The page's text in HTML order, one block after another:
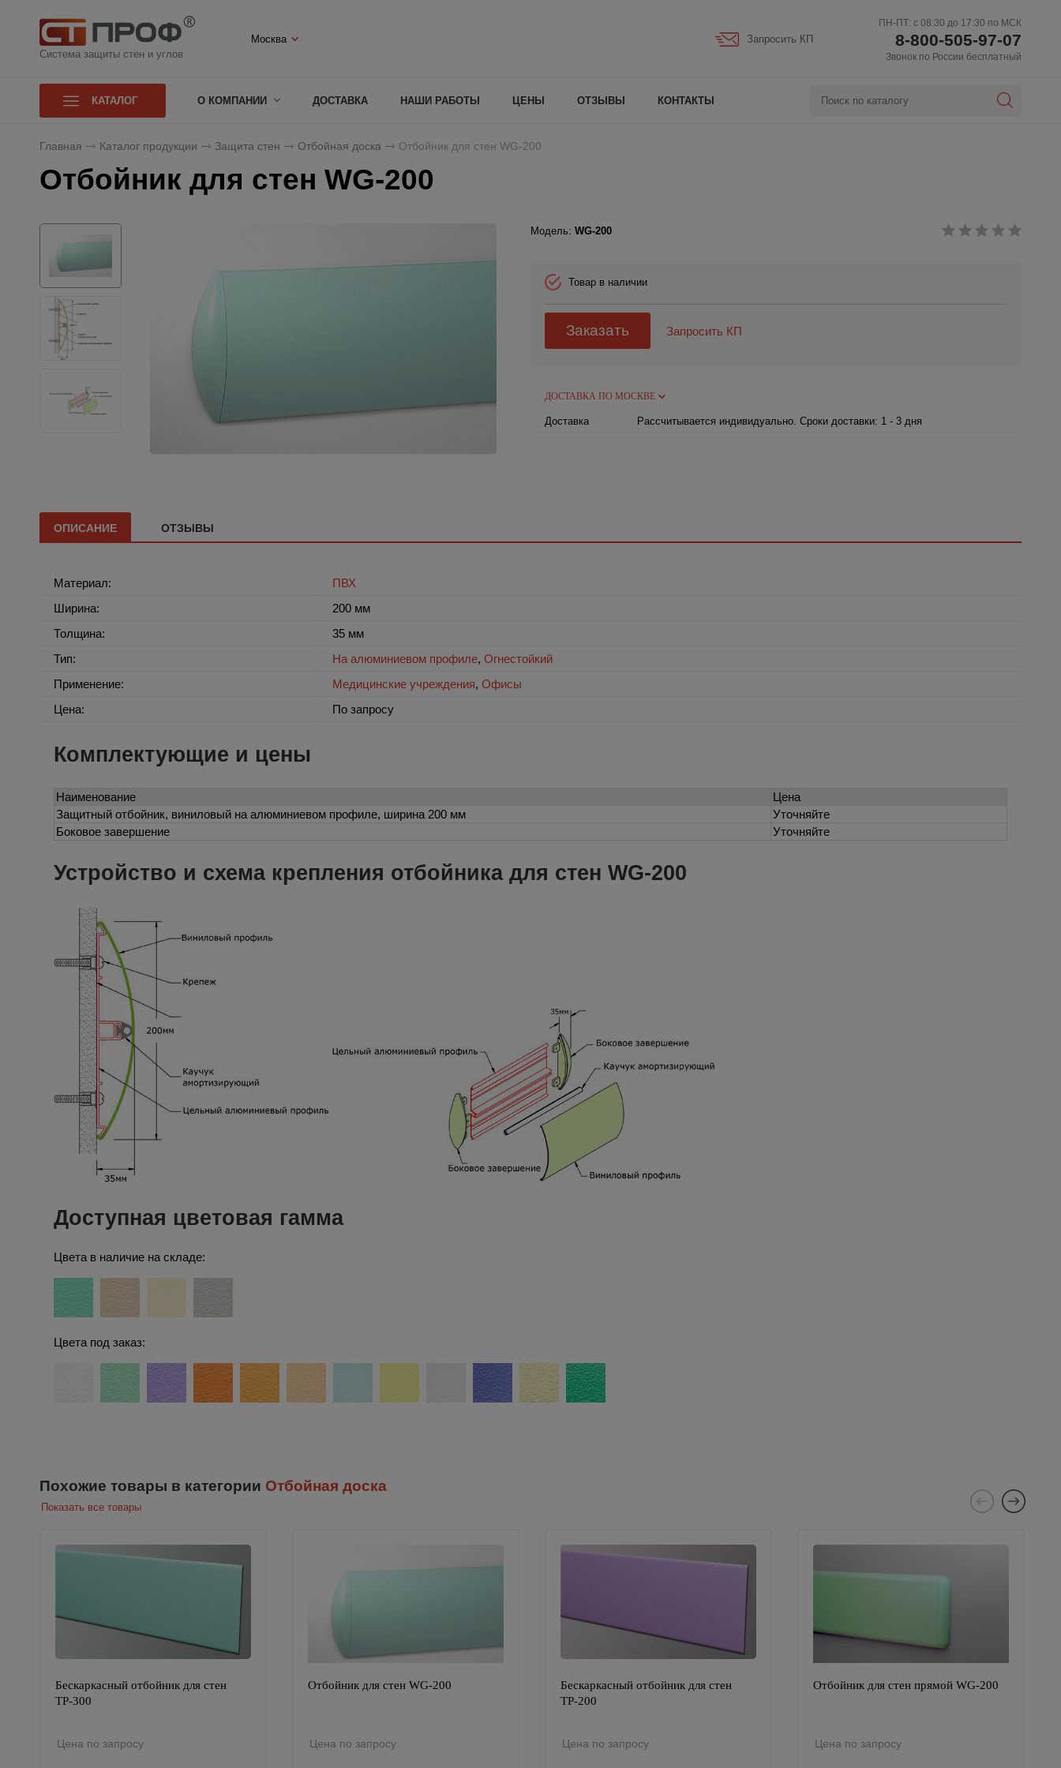
Система защиты стен и углов
Москва Запросить КП
ПН-ПТ: с 08:30 до 17:30 по МСК
8-800-505-97-07
Звонок по России бесплатный
КАТАЛОГ О КОМПАНИИ ДОСТАВКА НАШИ РАБОТЫ ЦЕНЫ ОТЗЫВЫ КОНТАКТЫ
Главная Каталог продукции Защита стен Отбойная доска Отбойник для стен WG-200
Отбойник для стен WG-200
Модель: WG-200
Товар в наличии
Заказать Запросить КП
ДОСТАВКА ПО МОСКВЕ
Доставка Рассчитывается индивидуально. Сроки доставки: 1 - 3 дня
ОПИСАНИЕ ОТЗЫВЫ
Материал:
ПВХ
Ширина:
200 мм
Толщина:
35 мм
Тип:
На алюминиевом профиле, Огнестойкий
Применение:
Медицинские учреждения, Офисы
Цена:
По запросу
Комплектующие и цены
Наименование
Цена
Защитный отбойник, виниловый на алюминиевом профиле, ширина 200 мм
Уточняйте
Боковое завершение
Уточняйте
Устройство и схема крепления отбойника для стен WG-200
Доступная цветовая гамма
Цвета в наличие на складе:
Цвета под заказ:
Похожие товары в категории Отбойная доска
Показать все товары
Бескаркасный отбойник для стен
ТР-300
Цена по запросу
Отбойник для стен WG-200
Цена по запросу
Бескаркасный отбойник для стен
ТР-200
Цена по запросу
Отбойник для стен прямой WG-200
Цена по запросу